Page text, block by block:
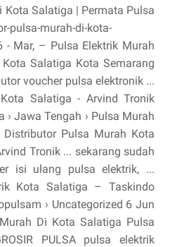
Salatiga | Permata Pulsa
pulsa-murah-di-kota-
Mar, – Pulsa Elektrik Murah
Kota Salatiga Kota Semarang
voucher pulsa elektronik ...
Salatiga - Arvind Tronik
› Jawa Tengah › Pulsa Murah
Pulsa Murah Kota
Tronik ... sekarang sudah
isi ulang pulsa elektrik, ...
Kota Salatiga – Taskindo
› Uncategorized 6 Jun
Di Kota Salatiga Pulsa
PULSA pulsa elektrik